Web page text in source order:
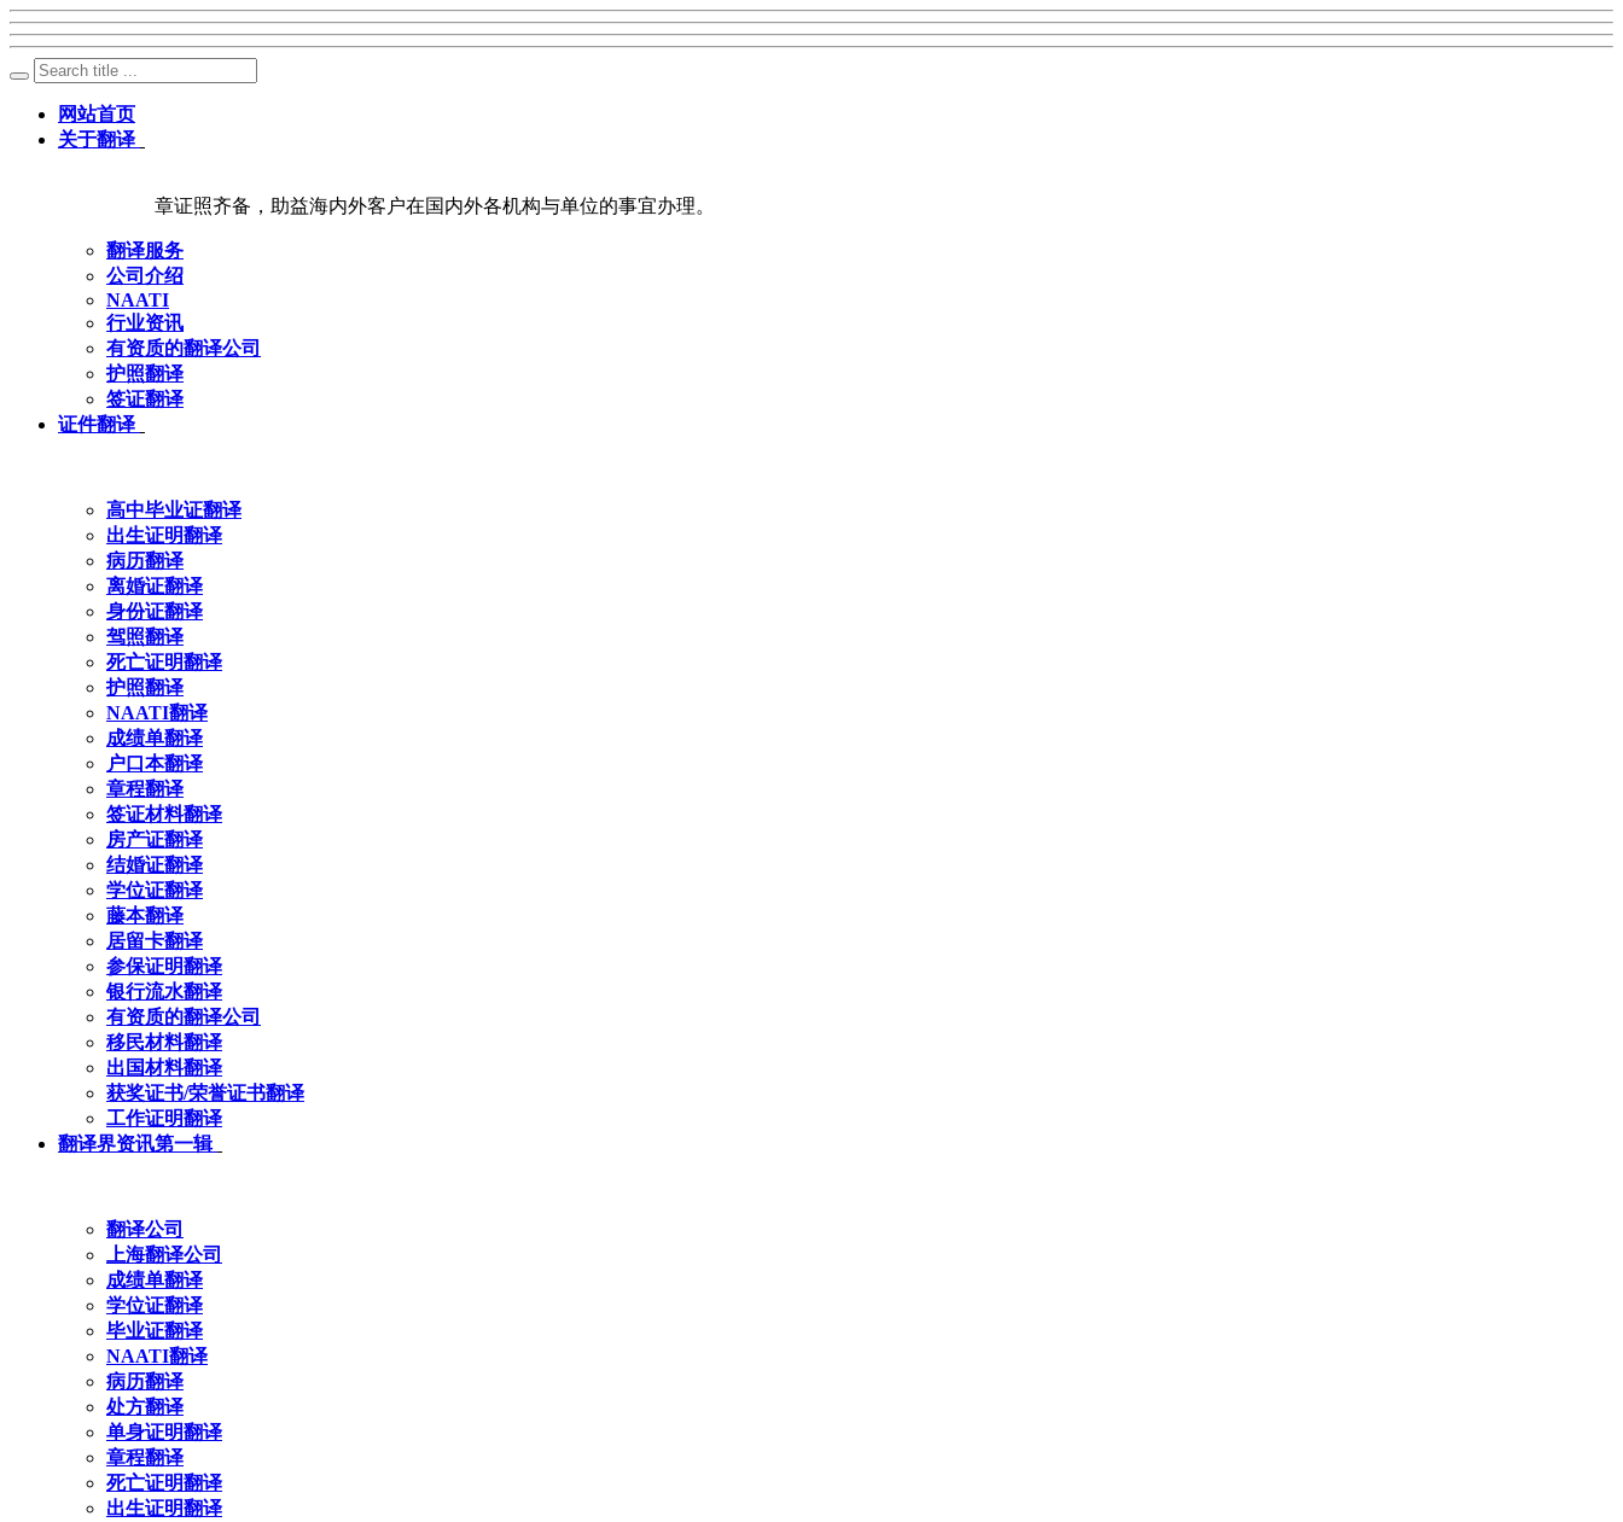
网站首页
关于翻译
章证照齐备，助益海内外客户在国内外各机构与单位的事宜办理。
翻译服务
公司介绍
NAATI
行业资讯
有资质的翻译公司
护照翻译
签证翻译
证件翻译
高中毕业证翻译
出生证明翻译
病历翻译
离婚证翻译
身份证翻译
驾照翻译
死亡证明翻译
护照翻译
NAATI翻译
成绩单翻译
户口本翻译
章程翻译
签证材料翻译
房产证翻译
结婚证翻译
学位证翻译
藤本翻译
居留卡翻译
参保证明翻译
银行流水翻译
有资质的翻译公司
移民材料翻译
出国材料翻译
获奖证书/荣誉证书翻译
工作证明翻译
翻译界资讯第一辑
翻译公司
上海翻译公司
成绩单翻译
学位证翻译
毕业证翻译
NAATI翻译
病历翻译
处方翻译
单身证明翻译
章程翻译
死亡证明翻译
出生证明翻译